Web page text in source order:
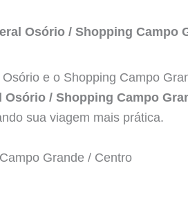
Osório / Shopping Campo
e o Shopping Campo
/ Shopping Campo
sua viagem mais prática.
Grande / Centro